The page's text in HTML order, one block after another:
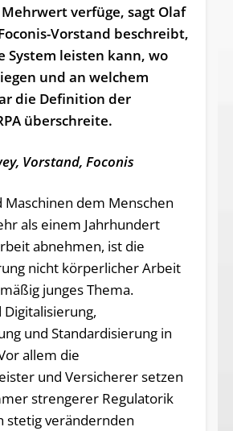
verfüge, sagt Olaf
Vorstand beschreibt,
System leisten kann, wo
und an welchem
die Definition der
überschreite.
Vorstand, Foconis
Maschinen dem Menschen
als einem Jahrhundert
abnehmen, ist die
nicht körperlicher Arbeit
junges Thema.
Digitalisierung,
und Standardisierung in
allem die
und Versicherer setzen
strengerer Regulatorik
stetig verändernden